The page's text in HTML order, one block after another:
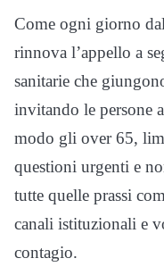
Come ogni giorno
rinnova l’appello a
sanitarie che
invitando le persone
modo gli over 65,
questioni urgenti e
tutte quelle prassi
canali istituzionali e
contagio.